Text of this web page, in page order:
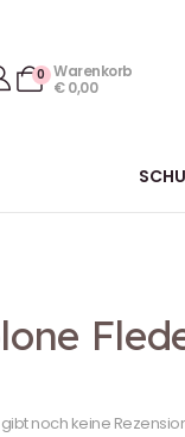
0 Warenkorb
€0,00
gibt noch keine